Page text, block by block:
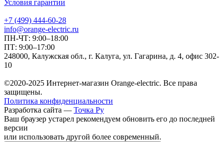
Условия гарантии
+7 (499) 444-60-28
info@orange-electric.ru
ПН-ЧТ: 9:00–18:00
ПТ: 9:00–17:00
248000, Калужская обл., г. Калуга, ул. Гагарина, д. 4, офис 302-
10
©2020-2025 Интернет-магазин Orange-electric. Все права
защищены.
Политика конфиденциальности
Разработка сайта — Точка Ру
Ваш браузер устарел рекомендуем обновить его до последней
версии
или использовать другой более современный.